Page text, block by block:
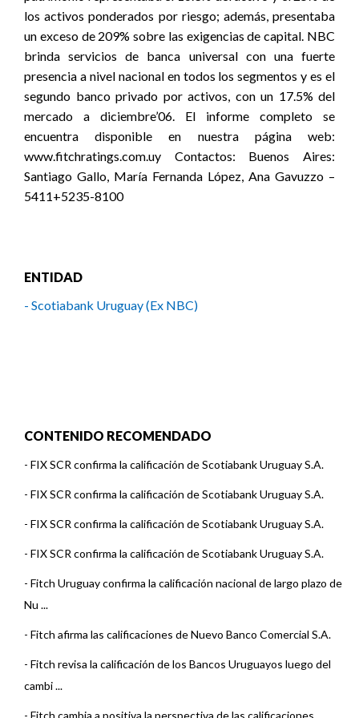
los activos ponderados por riesgo; además, presentaba
un exceso de 209% sobre las exigencias de capital. NBC
brinda servicios de banca universal con una fuerte
presencia a nivel nacional en todos los segmentos y es el
segundo banco privado por activos, con un 17.5% del
mercado a diciembre’06. El informe completo se
encuentra disponible en nuestra página web:
www.fitchratings.com.uy Contactos: Buenos Aires:
Santiago Gallo, María Fernanda López, Ana Gavuzzo –
5411+5235-8100
ENTIDAD
- Scotiabank Uruguay (Ex NBC)
CONTENIDO RECOMENDADO
- FIX SCR confirma la calificación de Scotiabank Uruguay S.A.
- FIX SCR confirma la calificación de Scotiabank Uruguay S.A.
- FIX SCR confirma la calificación de Scotiabank Uruguay S.A.
- FIX SCR confirma la calificación de Scotiabank Uruguay S.A.
- Fitch Uruguay confirma la calificación nacional de largo plazo de
Nu ...
- Fitch afirma las calificaciones de Nuevo Banco Comercial S.A.
- Fitch revisa la calificación de los Bancos Uruguayos luego del
cambi ...
- Fitch cambia a positiva la perspectiva de las calificaciones